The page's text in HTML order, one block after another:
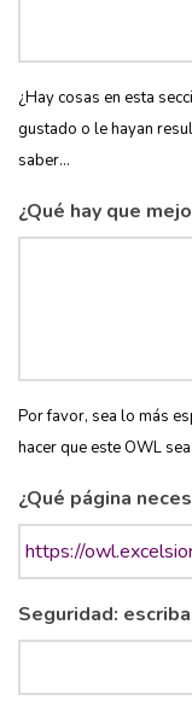
¿Hay cosas en esta
gustado o le hayan
saber...
¿Qué hay que
Por favor, sea lo más
hacer que este OWL
¿Qué página
Seguridad: